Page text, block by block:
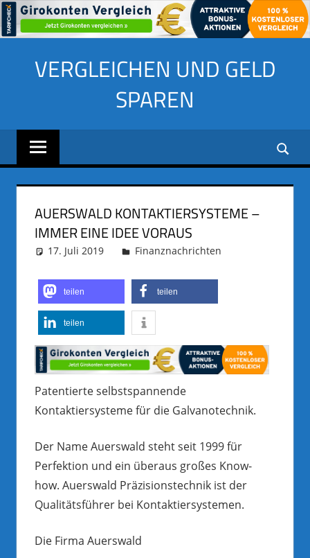
VERGLEICHEN UND GELD
SPAREN
AUERSWALD KONTAKTIERSYSTEME –
IMMER EINE IDEE VORAUS
17. Juli 2019 adminus
Finanznachrichten
teilen teilen
teilen
Patentierte selbstspannende
Kontaktiersysteme für die Galvanotechnik.
Der Name Auerswald steht seit 1999 für
Perfektion und ein überaus großes Know-
how. Auerswald Präzisionstechnik ist der
Qualitätsführer bei Kontaktiersystemen.
Die Firma Auerswald